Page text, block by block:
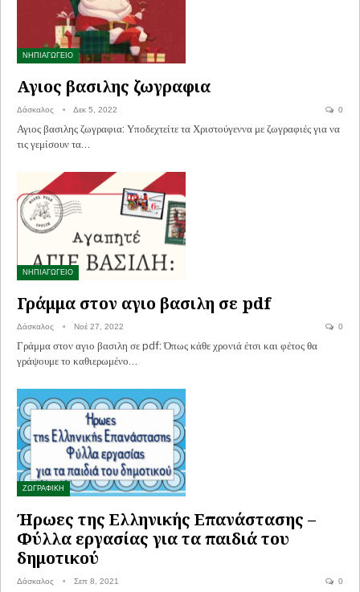
ΝΗΠΙΑΓΩΓΕΙΟ
Αγιος βασιλης ζωγραφια
Δάσκαλος Δεκ 5, 2022 0
Αγιος βασιλης ζωγραφια: Υποδεχτείτε τα Χριστούγεννα με ζωγραφιές για να
τις γεμίσουν τα…
ΝΗΠΙΑΓΩΓΕΙΟ
Γράμμα στον αγιο βασιλη σε pdf
Δάσκαλος Νοέ 27, 2022 0
Γράμμα στον αγιο βασιλη σε pdf: Όπως κάθε χρονιά έτσι και φέτος θα
γράψουμε το καθιερωμένο…
ΖΩΓΡΑΦΙΚΗ
Ήρωες της Ελληνικής Επανάστασης –
Φύλλα εργασίας για τα παιδιά του
δημοτικού
Δάσκαλος Σεπ 8, 2021 0